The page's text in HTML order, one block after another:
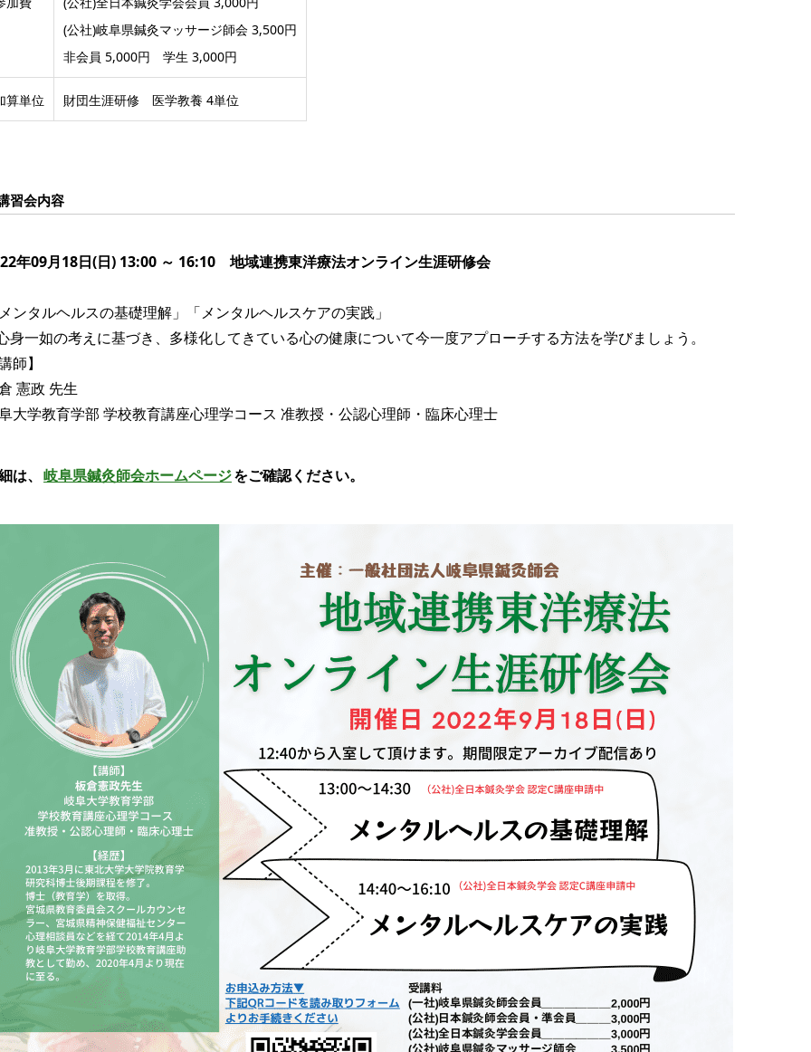
(公社)岐阜県鍼灸マッサージ師会 3,500円
非会員 5,000円 学生 3,000円
算単位 財団生涯研修 医学教養 4単位
習会内容
年09月18日(日) 13:00 ～ 16:10 地域連携東洋療法オンライン生涯研修会
ンタルヘルスの基礎理解」「メンタルヘルスケアの実践」
身一如の考えに基づき、多様化してきている心の健康について今一度アプローチする方法を学びましょう。
師】
憲政 先生
大学教育学部 学校教育講座心理学コース 准教授・公認心理師・臨床心理士
は、 岐阜県鍼灸師会ホームページをご確認ください。